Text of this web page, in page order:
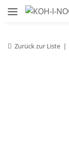
Zurück zur Liste